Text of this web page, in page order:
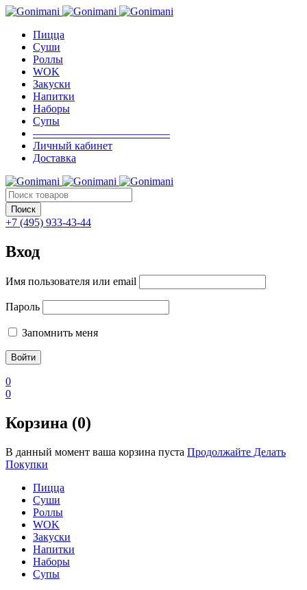
Пицца
Суши
Роллы
WOK
Закуски
Напитки
Наборы
Супы
————————————–
Личный кабинет
Доставка
+7 (495) 933-43-44
Вход
Имя пользователя или email
Пароль
Запомнить меня
0
0
Корзина (0)
В данный момент ваша корзина пуста Продолжайте Делать
Покупки
Пицца
Суши
Роллы
WOK
Закуски
Напитки
Наборы
Супы